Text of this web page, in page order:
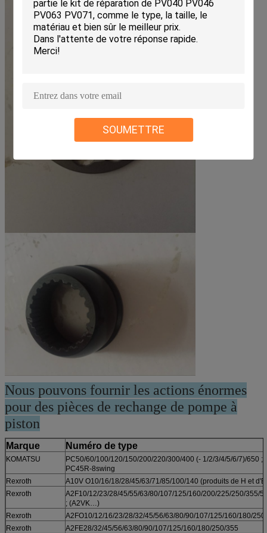
SOUMETTRE
Nous pouvons fournir les actions énormes
pour des pièces de rechange de pompe à
piston
Marque Numéro de type
KOMATSU
PC50/60/100/120/150/200/220/300/400 (- 1/2/3/4/5/6/7)/650 ;
PC45R-8swing
Rexroth
A10V O10/16/18/28/45/63/71/85/100/140 (produits de H et
Rexroth
A2F10/12/23/28/45/55/63/80/107/125/160/200/225/250/355/
; (A2VK…)
Rexroth
A2FO10/12/16/23/28/32/45/56/63/80/90/107/125/160/180/
Rexroth
A2FE28/32/45/56/63/80/90/107/125/160/180/250/355